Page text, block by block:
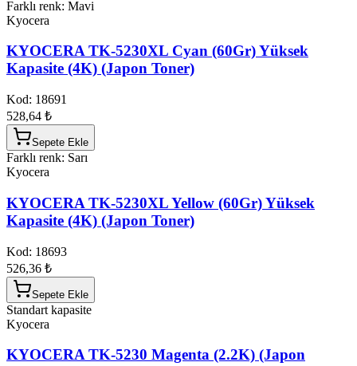
Farklı renk: Mavi
Kyocera
KYOCERA TK-5230XL Cyan (60Gr) Yüksek
Kapasite (4K) (Japon Toner)
Kod: 18691
528,64 ₺
Sepete Ekle
Farklı renk: Sarı
Kyocera
KYOCERA TK-5230XL Yellow (60Gr) Yüksek
Kapasite (4K) (Japon Toner)
Kod: 18693
526,36 ₺
Sepete Ekle
Standart kapasite
Kyocera
KYOCERA TK-5230 Magenta (2.2K) (Japon